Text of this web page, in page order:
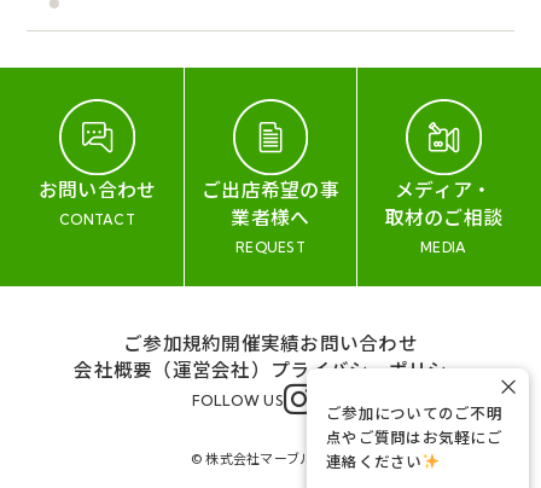
お問い合わせ
CONTACT
ご出店希望の事
業者様へ
REQUEST
メディア・
取材のご相談
MEDIA
ご参加規約開催実績お問い合わせ
会社概要（運営会社） プライバシーポリシー
FOLLOW US
© 株式会社マーブル&コー
ご参加についてのご不明
点やご質問はお気軽にご
連絡ください
×